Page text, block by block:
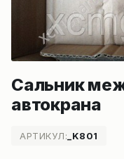
Сальник
автокрана
АРТИКУЛ: _K801